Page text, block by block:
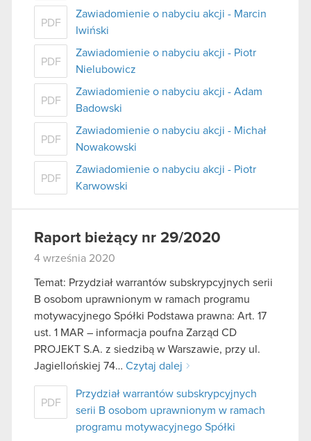
PDF
Zawiadomienie o nabyciu akcji - Marcin
Iwiński
PDF
Zawiadomienie o nabyciu akcji - Piotr
Nielubowicz
PDF
Zawiadomienie o nabyciu akcji - Adam
Badowski
PDF
Zawiadomienie o nabyciu akcji - Michał
Nowakowski
PDF
Zawiadomienie o nabyciu akcji - Piotr
Karwowski
Raport bieżący nr 29/2020
4 września 2020
Temat: Przydział warrantów subskrypcyjnych serii
B osobom uprawnionym w ramach programu
motywacyjnego Spółki Podstawa prawna: Art. 17
ust. 1 MAR – informacja poufna Zarząd CD
PROJEKT S.A. z siedzibą w Warszawie, przy ul.
Jagiellońskiej 74… Czytaj dalej
PDF
Przydział warrantów subskrypcyjnych
serii B osobom uprawnionym w ramach
programu motywacyjnego Spółki